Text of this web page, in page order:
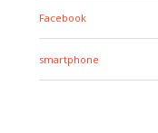
Facebook
smartphone